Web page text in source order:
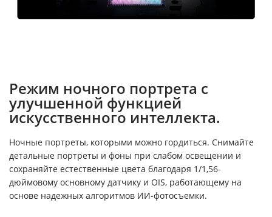
Режим ночного портрета с
улучшенной функцией
искусственного интеллекта.
Ночные портреты, которыми можно гордиться. Снимайте
детальные портреты и фоны при слабом освещении и
сохраняйте естественные цвета благодаря 1/1,56-
дюймовому основному датчику и OIS, работающему на
основе надежных алгоритмов ИИ-фотосъемки.